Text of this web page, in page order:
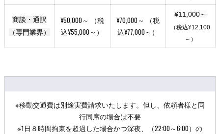
商談・通訳
（専門業界）
¥50,000～ （税
込¥55,000～）
¥70,000～ （税
込¥77,000～）
¥11,000～
（税込¥12,100
～）
※移動交通費は別途実費請求いたします。但し、依頼者様と同
行同席の場合は不要
※1日８時間拘束を超過した場合かつ深夜、（22:00～6:00）の